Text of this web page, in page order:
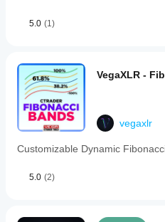
5.0 (1)
VegaXLR -
vegaxlr
Customizable Dynamic
5.0 (2)